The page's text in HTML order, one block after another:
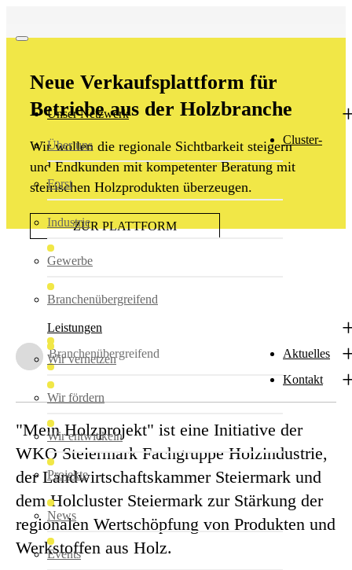
Unser Netzwerk
Über uns
Forst
Industrie
Gewerbe
Branchenübergreifend
Cluster-
Leistungen
Wir vernetzen
Wir fördern
Wir entwickeln
Projekte
Aktuelles
News
Events
Kontakt
Neue Verkaufsplattform für
Betriebe aus der Holzbranche
Wir wollen die regionale Sichtbarkeit steigern
und Endkunden mit kompetenter Beratung mit
steirischen Holzprodukten überzeugen.
ZUR PLATTFORM
Branchenübergreifend
"Mein Holzprojekt" ist eine Initiative der
WKO Steiermark Fachgruppe Holzindustrie,
der Landwirtschaftskammer Steiermark und
dem Holcluster Steiermark zur Stärkung der
regionalen Wertschöpfung von Produkten und
Werkstoffen aus Holz.